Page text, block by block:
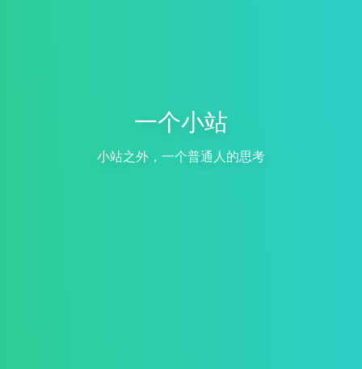
一个小站
小站之外，一个普通人的思考